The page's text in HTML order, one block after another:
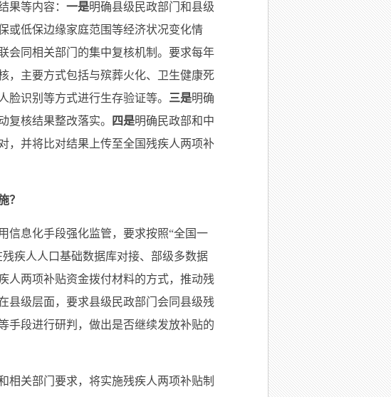
果等内容： 一是明确县级民政部门和县级
或低保边缘家庭范围等经济状况变化情
会同相关部门的集中复核机制。要求每年
，主要方式包括与殡葬火化、卫生健康死
识别等方式进行生存验证等。 三是明确
复核结果整改落实。
四是明确民政部和中
，并将比对结果上传至全国残疾人两项补
？
信息化手段强化监管，要求按照“全国一
疾人人口基础数据库对接、部级多数据
人两项补贴资金拨付材料的方式，推动残
县级层面，要求县级民政部门会同县级残
手段进行研判，做出是否继续发放补贴的
相关部门要求，将实施残疾人两项补贴制